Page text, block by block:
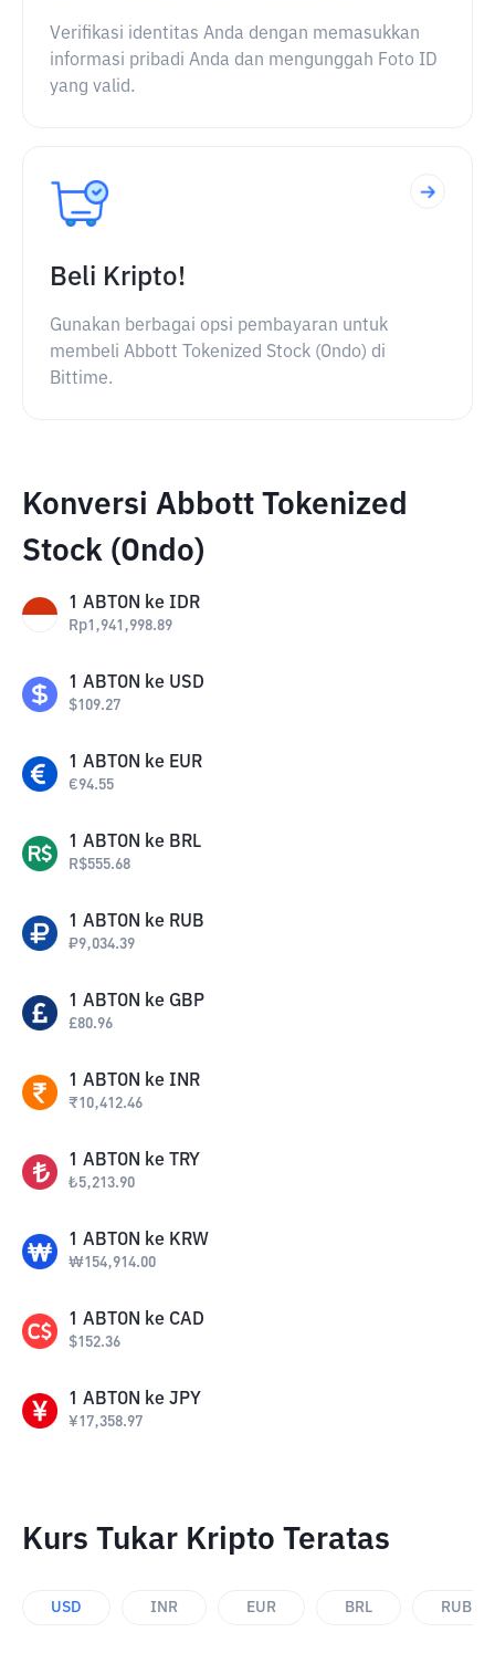
Verifikasi identitas Anda dengan memasukkan
informasi pribadi Anda dan mengunggah Foto ID
yang valid.
Beli Kripto!
Gunakan berbagai opsi pembayaran untuk
membeli Abbott Tokenized Stock (Ondo) di
Bittime.
Konversi Abbott Tokenized
Stock (Ondo)
1 ABTON ke IDR
Rp1,941,998.89
1 ABTON ke USD
$109.27
1 ABTON ke EUR
€94.55
1 ABTON ke BRL
R$555.68
1 ABTON ke RUB
₽9,034.39
1 ABTON ke GBP
£80.96
1 ABTON ke INR
₹10,412.46
1 ABTON ke TRY
₺5,213.90
1 ABTON ke KRW
₩154,914.00
1 ABTON ke CAD
$152.36
1 ABTON ke JPY
¥17,358.97
Kurs Tukar Kripto Teratas
USD INR EUR BRL RUB